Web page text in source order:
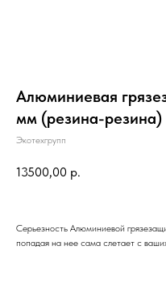
Алюминиевая
мм (резина-резина)
Экотехгрупп
13500,00 р.
Серьезность Алюминиевой
попадая на нее сама слетает с